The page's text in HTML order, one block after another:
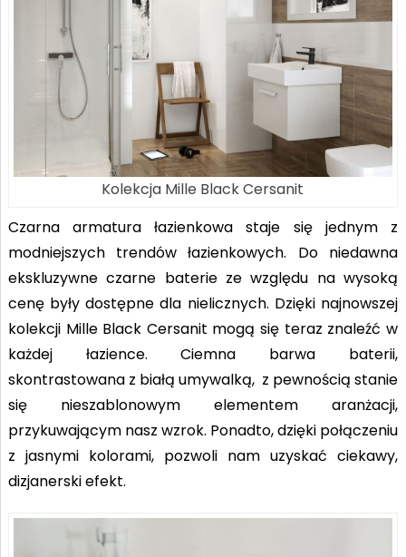
Kolekcja Mille Black Cersanit
Czarna armatura łazienkowa staje się jednym z
modniejszych trendów łazienkowych. Do niedawna
ekskluzywne czarne baterie ze względu na wysoką
cenę były dostępne dla nielicznych. Dzięki najnowszej
kolekcji Mille Black Cersanit mogą się teraz znaleźć w
każdej łazience. Ciemna barwa baterii,
skontrastowana z białą umywalką, z pewnością stanie
się nieszablonowym elementem aranżacji,
przykuwającym nasz wzrok. Ponadto, dzięki połączeniu
z jasnymi kolorami, pozwoli nam uzyskać ciekawy,
dizjanerski efekt.